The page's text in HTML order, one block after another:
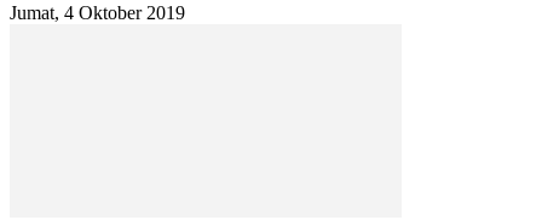
Jumat, 4 Oktober 2019